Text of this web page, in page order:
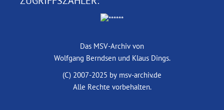
Das MSV-Archiv von
Wolfgang Berndsen und Klaus Dings.
(C) 2007-2025 by msv-archiv.de
Alle Rechte vorbehalten.